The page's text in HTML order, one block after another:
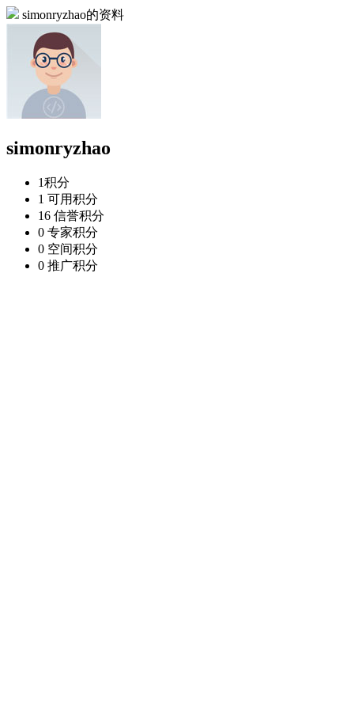
simonryzhao的资料
simonryzhao
1积分
1 可用积分
16 信誉积分
0 专家积分
0 空间积分
0 推广积分